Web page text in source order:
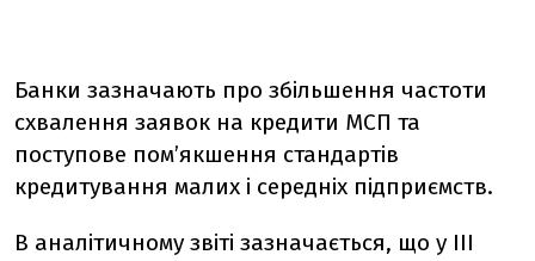
Банки зазначають про збільшення частоти
схвалення заявок на кредити МСП та
поступове пом’якшення стандартів
кредитування малих і середніх підприємств.
В аналітичному звіті зазначається, що у ІІІ